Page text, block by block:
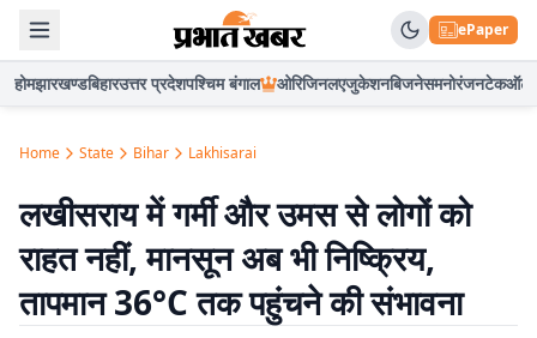
ePaper
होमझारखण्डबिहारउत्तर प्रदेशपश्चिम बंगाल ओरिजिनलएजुकेशनबिजनेसमनोरंजनटेकऑटो
Home State Bihar Lakhisarai
लखीसराय में गर्मी और उमस से लोगों को
राहत नहीं, मानसून अब भी निष्क्रिय,
तापमान 36°C तक पहुंचने की संभावना